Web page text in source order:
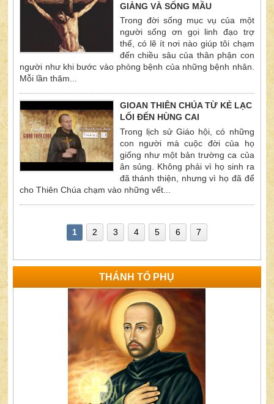
GIẢNG VÀ SỐNG MẦU
Trong đời sống mục vụ của một
người sống ơn gọi linh đạo trợ
thế, có lẽ ít nơi nào giúp tôi chạm
đến chiều sâu của thân phận con
người như khi bước vào phòng bệnh của những bệnh nhân.
Mỗi lần thăm...
GIOAN THIÊN CHÚA TỪ KẺ LẠC
LỐI ĐẾN HÙNG CAI
Trong lịch sử Giáo hội, có những
con người mà cuộc đời của họ
giống như một bản trường ca của
ân sủng. Không phải vì họ sinh ra
đã thánh thiện, nhưng vì họ đã để
cho Thiên Chúa chạm vào những vết...
1 2 3 4 5 6 7
THÁNH TỔ PHỤ